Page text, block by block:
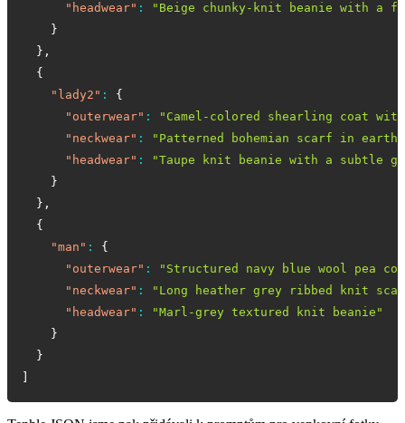
"headwear" :
"Beige chunky-knit beanie with a
}
} ,
{
"lady2" :
{
"outerwear" :
"Camel-colored shearling coat
"neckwear" :
"Patterned bohemian scarf in
"headwear" :
"Taupe knit beanie with a subtle
}
} ,
{
"man" :
{
"outerwear" :
"Structured navy blue wool pea
"neckwear" :
"Long heather grey ribbed knit
"headwear" :
"Marl-grey textured knit beanie"
}
}